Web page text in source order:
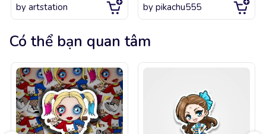
by artstation by pikachu555
Có thể bạn quan tâm